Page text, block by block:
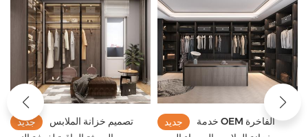
جديد
تصميم خزانة الملابس
جديد
خدمة OEM الفاخرة